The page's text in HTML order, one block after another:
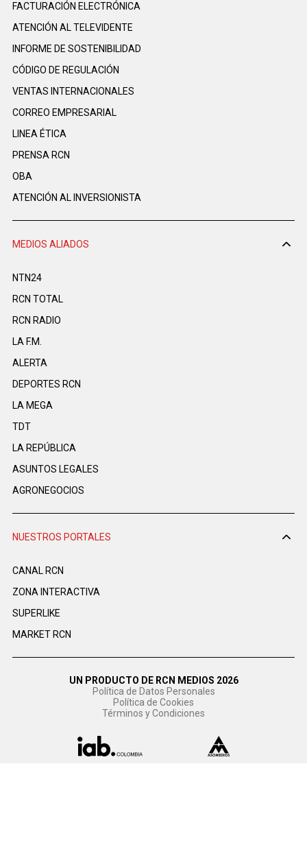
FACTURACIÓN ELECTRÓNICA
ATENCIÓN AL TELEVIDENTE
INFORME DE SOSTENIBILIDAD
CÓDIGO DE REGULACIÓN
VENTAS INTERNACIONALES
CORREO EMPRESARIAL
LINEA ÉTICA
PRENSA RCN
OBA
ATENCIÓN AL INVERSIONISTA
MEDIOS ALIADOS
NTN24
RCN TOTAL
RCN RADIO
LA F.M.
ALERTA
DEPORTES RCN
LA MEGA
TDT
LA REPÚBLICA
ASUNTOS LEGALES
AGRONEGOCIOS
NUESTROS PORTALES
CANAL RCN
ZONA INTERACTIVA
SUPERLIKE
MARKET RCN
UN PRODUCTO DE RCN MEDIOS 2026
Política de Datos Personales
Política de Cookies
Términos y Condiciones